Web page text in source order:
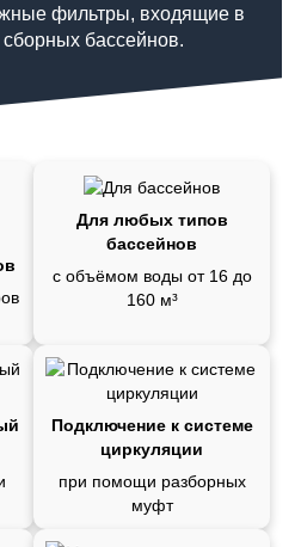
фильтры, входящие в
бассейнов.
Для любых типов
бассейнов
с объёмом воды от 16 до
160 м³
Подключение к системе
циркуляции
при помощи разборных
муфт